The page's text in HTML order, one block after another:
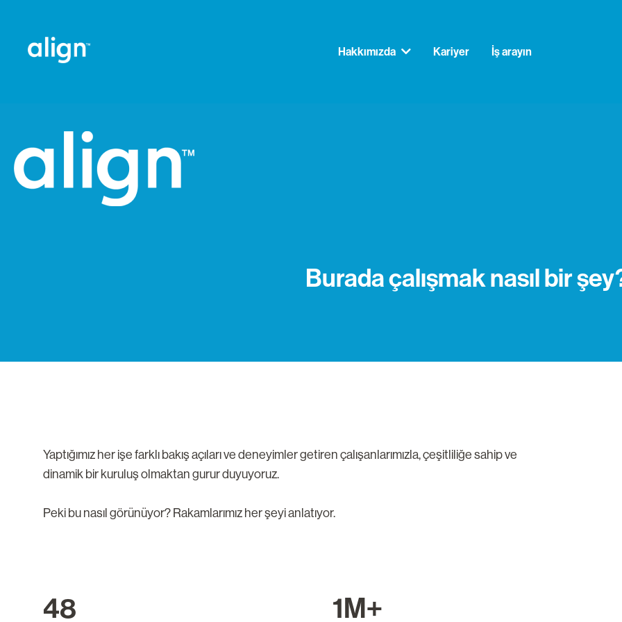
Hakkımızda Kariyer İş arayın
Burada çalışmak nasıl bir
Yaptığımız her işe farklı bakış açıları ve deneyimler getiren çalışanlarımızla, çeşitliliğe sahip ve
dinamik bir kuruluş olmaktan gurur duyuyoruz.
Peki bu nasıl görünüyor? Rakamlarımız her şeyi anlatıyor.
48 1M+